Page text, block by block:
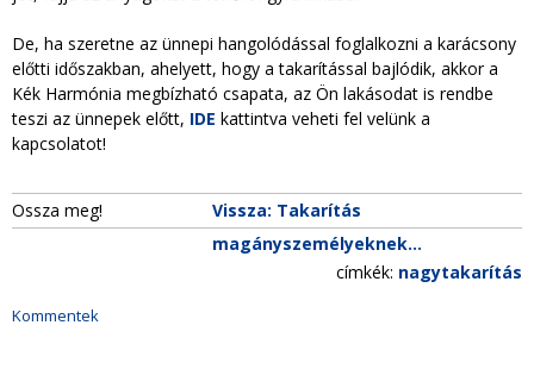
De, ha szeretne az ünnepi hangolódással foglalkozni a karácsony
előtti időszakban, ahelyett, hogy a takarítással bajlódik, akkor a
Kék Harmónia megbízható csapata, az Ön lakásodat is rendbe
teszi az ünnepek előtt, IDE kattintva veheti fel velünk a
kapcsolatot!
Ossza meg!
Vissza: Takarítás
magányszemélyeknek...
címkék: nagytakarítás
Kommentek